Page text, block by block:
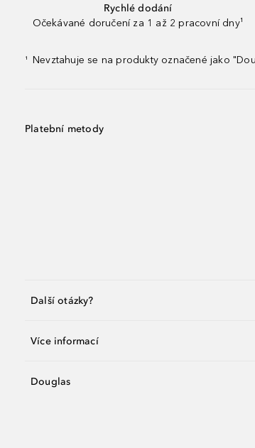
Rychlé dodání
Očekávané doručení za 1 až 2 pracovní dny¹
¹ Nevztahuje se na produkty označené jako
Platební metody
Další otázky?
Více informací
Douglas